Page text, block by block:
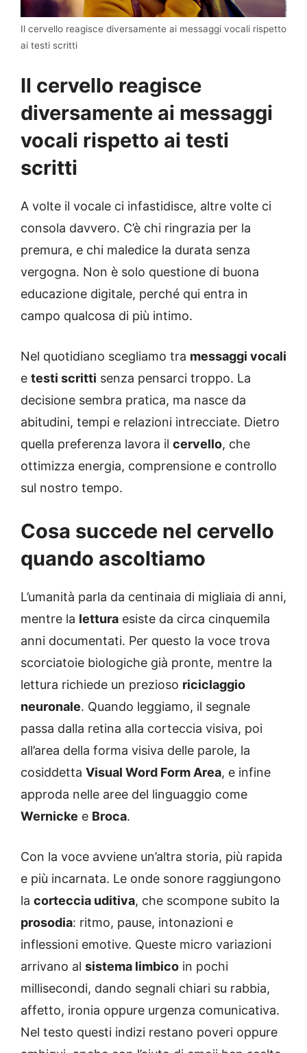
Il cervello reagisce diversamente ai messaggi vocali rispetto
ai testi scritti
Il cervello reagisce
diversamente ai messaggi
vocali rispetto ai testi
scritti
A volte il vocale ci infastidisce, altre volte ci
consola davvero. C’è chi ringrazia per la
premura, e chi maledice la durata senza
vergogna. Non è solo questione di buona
educazione digitale, perché qui entra in
campo qualcosa di più intimo.
Nel quotidiano scegliamo tra messaggi vocali
e testi scritti senza pensarci troppo. La
decisione sembra pratica, ma nasce da
abitudini, tempi e relazioni intrecciate. Dietro
quella preferenza lavora il cervello, che
ottimizza energia, comprensione e controllo
sul nostro tempo.
Cosa succede nel cervello
quando ascoltiamo
L’umanità parla da centinaia di migliaia di anni,
mentre la lettura esiste da circa cinquemila
anni documentati. Per questo la voce trova
scorciatoie biologiche già pronte, mentre la
lettura richiede un prezioso riciclaggio
neuronale. Quando leggiamo, il segnale
passa dalla retina alla corteccia visiva, poi
all’area della forma visiva delle parole, la
cosiddetta Visual Word Form Area, e infine
approda nelle aree del linguaggio come
Wernicke e Broca.
Con la voce avviene un’altra storia, più rapida
e più incarnata. Le onde sonore raggiungono
la corteccia uditiva, che scompone subito la
prosodia: ritmo, pause, intonazioni e
inflessioni emotive. Queste micro variazioni
arrivano al sistema limbico in pochi
millisecondi, dando segnali chiari su rabbia,
affetto, ironia oppure urgenza comunicativa.
Nel testo questi indizi restano poveri oppure